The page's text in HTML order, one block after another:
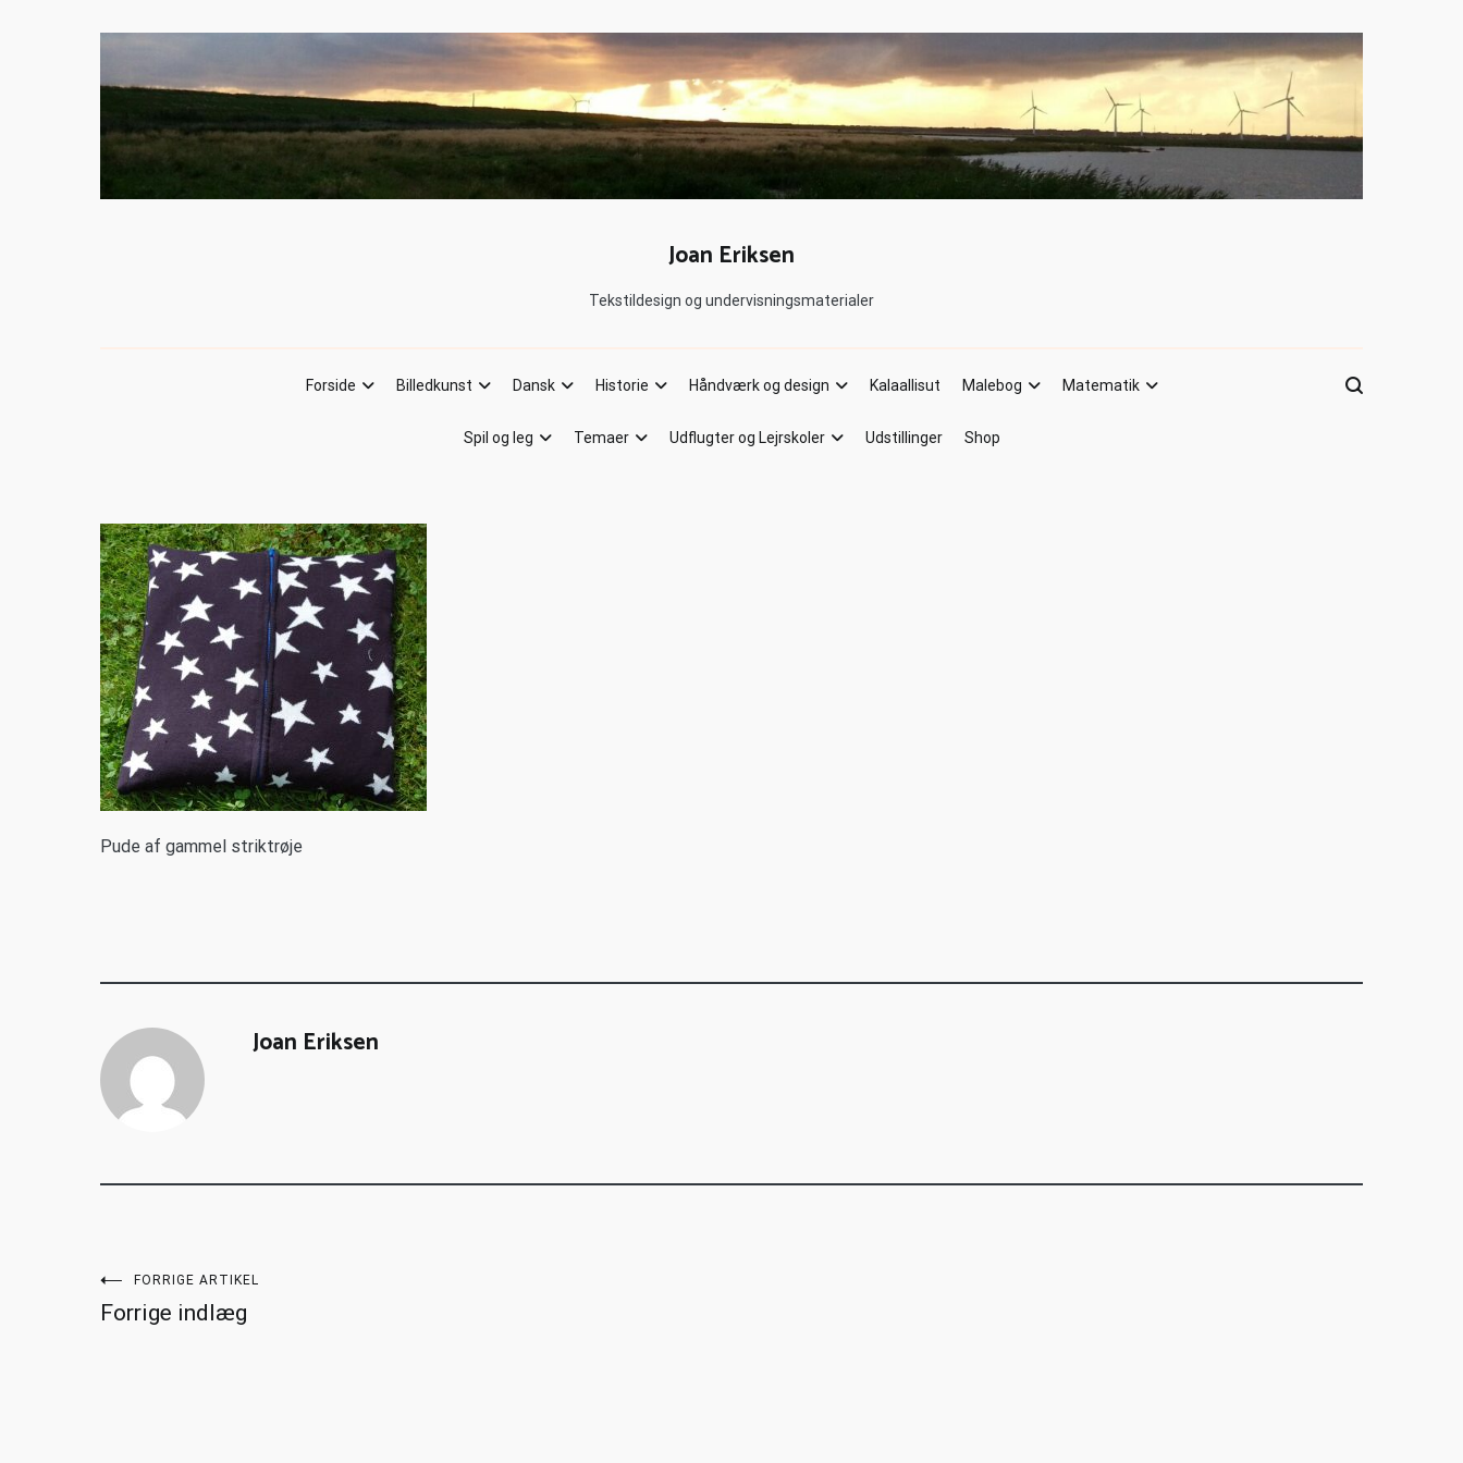
Joan Eriksen
Tekstildesign og undervisningsmaterialer
Forside Billedkunst Dansk Historie Håndværk og design Kalaallisut Malebog Matematik
Spil og leg Temaer Udflugter og Lejrskoler Udstillinger Shop
Pude af gammel striktrøje
Joan Eriksen
FORRIGE ARTIKEL
Forrige indlæg